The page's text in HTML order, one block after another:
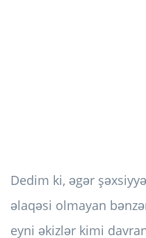
Dedim ki, əgər
əlaqəsi olmayan
eyni əkizlər kimi